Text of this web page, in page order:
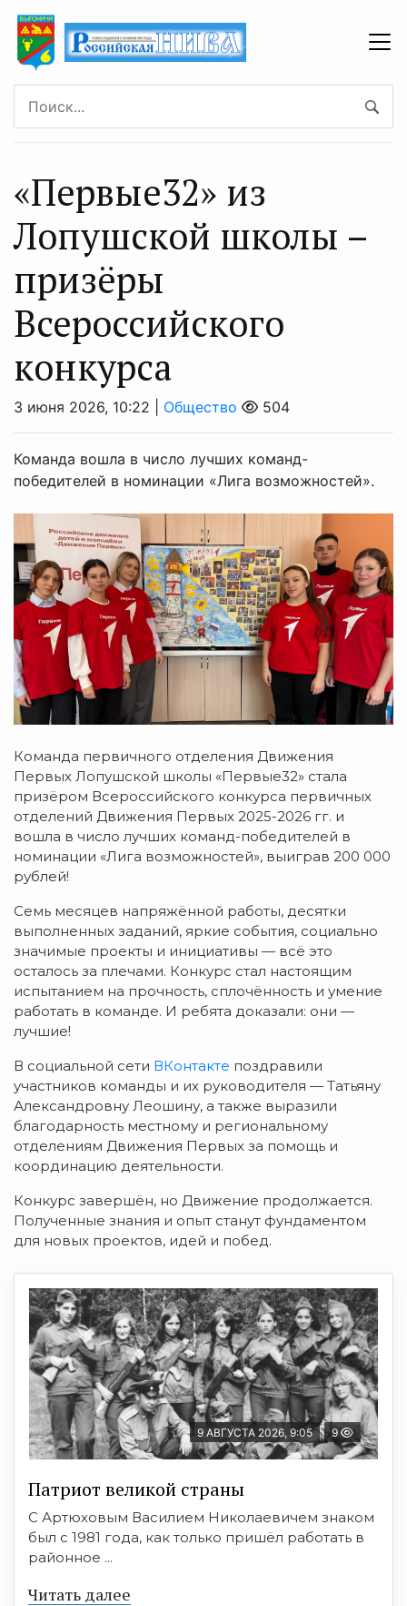
«Первые32» из
Лопушской школы –
призёры
Всероссийского
конкурса
3 июня 2026, 10:22 | Общество 504
Команда вошла в число лучших команд-
победителей в номинации «Лига возможностей».
Команда первичного отделения Движения
Первых Лопушской школы «Первые32» стала
призёром Всероссийского конкурса первичных
отделений Движения Первых 2025-2026 гг. и
вошла в число лучших команд-победителей в
номинации «Лига возможностей», выиграв 200 000
рублей!
Семь месяцев напряжённой работы, десятки
выполненных заданий, яркие события, социально
значимые проекты и инициативы — всё это
осталось за плечами. Конкурс стал настоящим
испытанием на прочность, сплочённость и умение
работать в команде. И ребята доказали: они —
лучшие!
В социальной сети ВКонтакте поздравили
участников команды и их руководителя — Татьяну
Александровну Леошину, а также выразили
благодарность местному и региональному
отделениям Движения Первых за помощь и
координацию деятельности.
Конкурс завершён, но Движение продолжается.
Полученные знания и опыт станут фундаментом
для новых проектов, идей и побед.
9 АВГУСТА 2026, 9:05 9
Патриот великой страны
С Артюховым Василием Николаевичем знаком
был с 1981 года, как только пришёл работать в
районное ...
Читать далее